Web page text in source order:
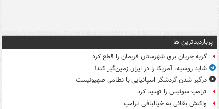
پربازدیدترین ها
گربه جریان برق شهرستان فریمان را قطع کرد
شاید روسیه، آمریکا را در ایران زمین‌گیر کند!
درگیر شدن گردشگر اسپانیایی با نظامی صهیونیست
ترامپ سوئیس را تهدید کرد
واکنش بقائی به خیالبافی ترامپ